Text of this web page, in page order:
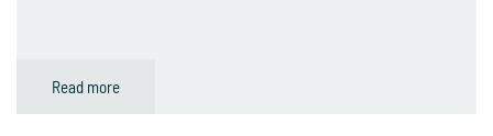
Read more